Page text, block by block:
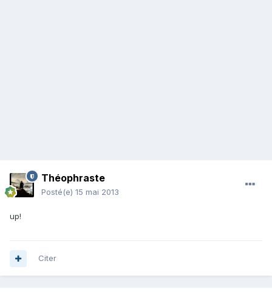
Théophraste
Posté(e) 15 mai 2013
up!
Citer